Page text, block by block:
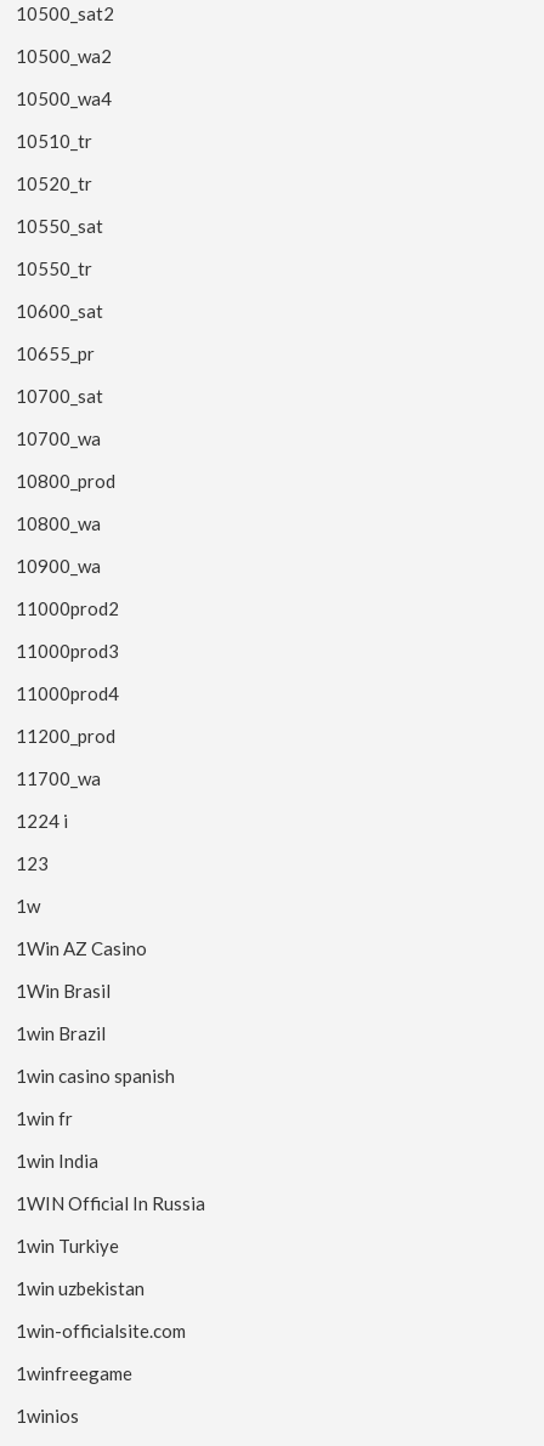
10500_sat2
10500_wa2
10500_wa4
10510_tr
10520_tr
10550_sat
10550_tr
10600_sat
10655_pr
10700_sat
10700_wa
10800_prod
10800_wa
10900_wa
11000prod2
11000prod3
11000prod4
11200_prod
11700_wa
1224 i
123
1w
1Win AZ Casino
1Win Brasil
1win Brazil
1win casino spanish
1win fr
1win India
1WIN Official In Russia
1win Turkiye
1win uzbekistan
1win-officialsite.com
1winfreegame
1winios